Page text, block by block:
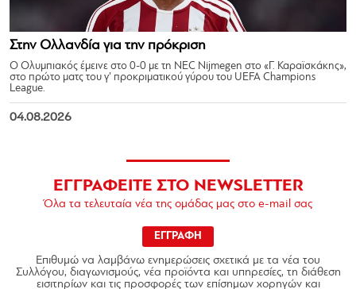
Στην Ολλανδία για την πρόκριση
Ο Ολυμπιακός έμεινε στο 0-0 με τη NEC Nijmegen στο «Γ. Καραϊσκάκης»,
στο πρώτο ματς του γ’ προκριματικού γύρου του UEFA Champions
League.
04.08.2026
ΕΓΓΡΑΦΕΙΤΕ ΣΤΟ NEWSLETTER
Όλα τα τελευταία νέα της ομάδας μας στο e-mail σας
ΕΓΓΡΑΦΗ
Επιθυμώ να λαμβάνω ενημερώσεις σχετικά με τα νέα του
Συλλόγου, διαγωνισμούς, νέα προϊόντα και υπηρεσίες, τη διάθεση
εισιτηρίων και τις προσφορές των επίσημων χορηγών και